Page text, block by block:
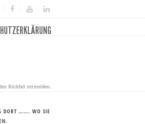
Rückfall vermeiden.
DORT ……. WO SIE